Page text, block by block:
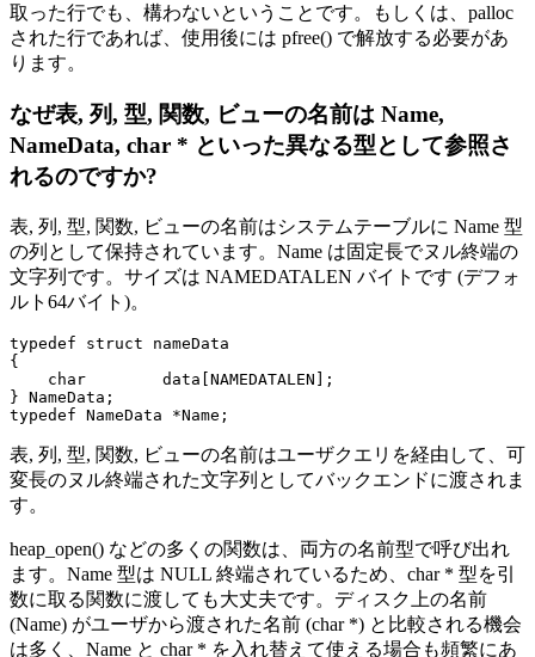
取った行でも、構わないということです。もしくは、palloc
された行であれば、使用後には pfree() で解放する必要があ
ります。
なぜ表, 列, 型, 関数, ビューの名前は Name,
NameData, char * といった異なる型として参照さ
れるのですか?
表, 列, 型, 関数, ビューの名前はシステムテーブルに Name 型
の列として保持されています。Name は固定長でヌル終端の
文字列です。サイズは NAMEDATALEN バイトです (デフォ
ルト64バイト)。
typedef struct nameData
{
    char        data[NAMEDATALEN];
} NameData;
表, 列, 型, 関数, ビューの名前はユーザクエリを経由して、可
変長のヌル終端された文字列としてバックエンドに渡されま
す。
heap_open() などの多くの関数は、両方の名前型で呼び出れ
ます。Name 型は NULL 終端されているため、char * 型を引
数に取る関数に渡しても大丈夫です。ディスク上の名前
(Name) がユーザから渡された名前 (char *) と比較される機会
は多く、Name と char * を入れ替えて使える場合も頻繁にあ